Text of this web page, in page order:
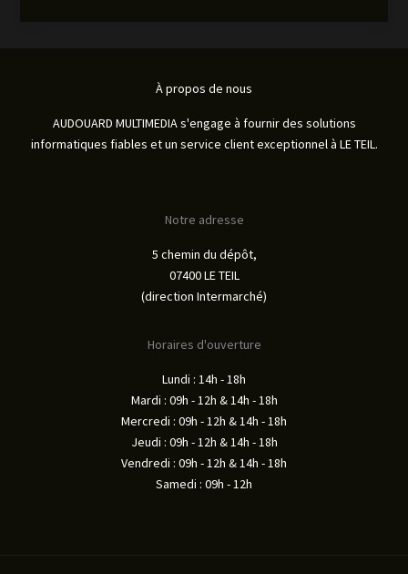
À propos de nous
AUDOUARD MULTIMEDIA s'engage à fournir des solutions
informatiques fiables et un service client exceptionnel à LE TEIL.
Notre adresse
5 chemin du dépôt,
07400 LE TEIL
(direction Intermarché)
Horaires d'ouverture
Lundi : 14h - 18h
Mardi : 09h - 12h & 14h - 18h
Mercredi : 09h - 12h & 14h - 18h
Jeudi : 09h - 12h & 14h - 18h
Vendredi : 09h - 12h & 14h - 18h
Samedi : 09h - 12h